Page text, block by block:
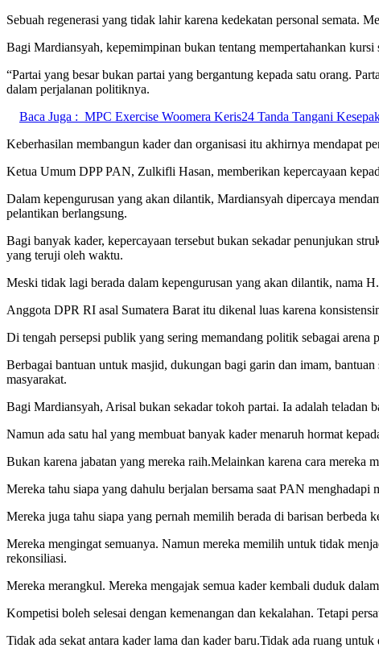
Sebuah regenerasi yang tidak lahir karena kedekatan personal semata.
Bagi Mardiansyah, kepemimpinan bukan tentang mempertahankan
“Partai yang besar bukan partai yang bergantung kepada satu orang.
dalam perjalanan politiknya.
Baca Juga : MPC Exercise Woomera Keris24 Tanda Tangani
Keberhasilan membangun kader dan organisasi itu akhirnya mendapat
Ketua Umum DPP PAN, Zulkifli Hasan, memberikan kepercayaan
Dalam kepengurusan yang akan dilantik, Mardiansyah dipercaya
pelantikan berlangsung.
Bagi banyak kader, kepercayaan tersebut bukan sekadar penunjukan
yang teruji oleh waktu.
Meski tidak lagi berada dalam kepengurusan yang akan dilantik, nama
Anggota DPR RI asal Sumatera Barat itu dikenal luas karena
Di tengah persepsi publik yang sering memandang politik sebagai
Berbagai bantuan untuk masjid, dukungan bagi garin dan imam,
masyarakat.
Bagi Mardiansyah, Arisal bukan sekadar tokoh partai. Ia adalah teladan
Namun ada satu hal yang membuat banyak kader menaruh hormat
Bukan karena jabatan yang mereka raih.Melainkan karena cara mereka
Mereka tahu siapa yang dahulu berjalan bersama saat PAN menghadapi
Mereka juga tahu siapa yang pernah memilih berada di barisan berbeda
Mereka mengingat semuanya. Namun mereka memilih untuk tidak
rekonsiliasi.
Mereka merangkul. Mereka mengajak semua kader kembali duduk
Kompetisi boleh selesai dengan kemenangan dan kekalahan. Tetapi
Tidak ada sekat antara kader lama dan kader baru.Tidak ada ruang